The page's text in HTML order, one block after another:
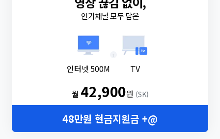
인기채널 모두 담은
인터넷 500M
+
TV
월 42,900원 (SK)
48만원 현금지원금 +@